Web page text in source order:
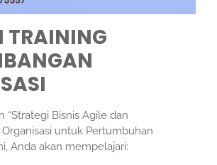
TRAINING
“Strategi Bisnis Agile dan
untuk Pertumbuhan
Anda akan mempelajari: